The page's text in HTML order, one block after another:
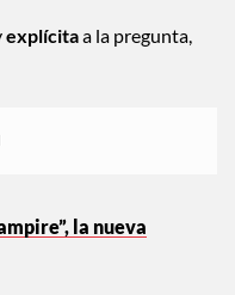
explícitaa la pregunta,
la nueva